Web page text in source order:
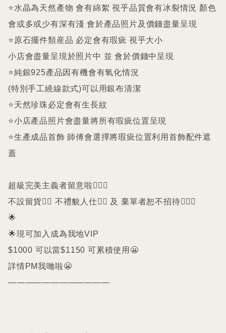
⭐️水晶為天然產物 會有綿絮 視乎品質會有冰裂情況 顏色
會或多或少有深有淺 會於產品照片及價錢盡量呈現
⭐️原石擺件類産品 必定會有瑕疵 視乎大小
小店會盡量呈現於照片中 並 會於價錢中呈現
⭐️純銀925產品因有機會有氧化情況
(特別手工繞線款式)可以用銀布清潔
⭐️天然珍珠必定會有生長紋
⭐️小店產品照片會盡量將所有瑕疵位置呈現
⭐️生產成品首飾 師傅會選擇將瑕疵位置利用首飾配件遮
蓋
超級完美主義者留意啦🙇🏻‍♀️
不設留貨🙅‍♀️ 不禮貌人仕🙅‍♀️ 及 棄單者恕不招待🙇🏻‍♀️
🌟
🌟現可加入成為我地VIP
$1000 可以當$1150 可累積使用😬
詳情PM我哋啦😬
————————————